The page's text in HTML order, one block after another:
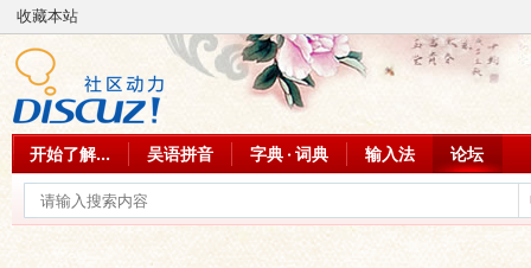
收藏本站
开始了解... 吴语拼音 字典 · 词典 输入法 论坛